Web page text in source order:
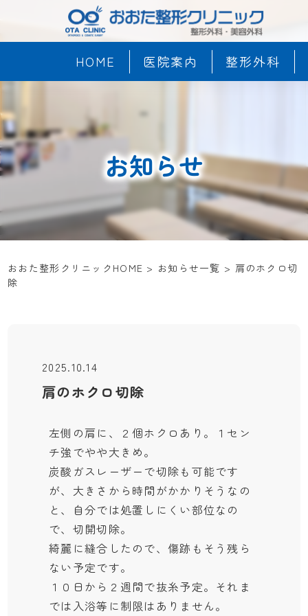
HOME 医院案内 整形外科
お知らせ
おおた整形クリニックHOME > お知らせ一覧 > 肩のホクロ切
除
2025.10.14
肩のホクロ切除
左側の肩に、２個ホクロあり。１セン
チ強でやや大きめ。
炭酸ガスレーザーで切除も可能です
が、大きさから時間がかかりそうなの
と、自分では処置しにくい部位なの
で、切開切除。
綺麗に縫合したので、傷跡もそう残ら
ない予定です。
１０日から２週間で抜糸予定。それま
では入浴等に制限はありません。